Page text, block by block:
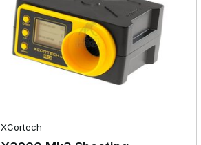
XCortech